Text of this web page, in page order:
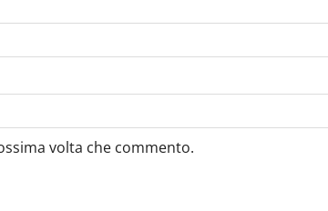
volta che commento.